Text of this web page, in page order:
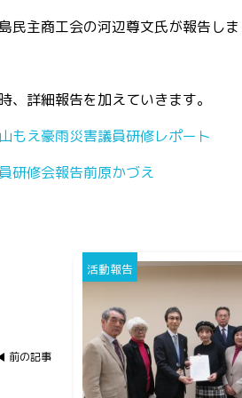
民主商工会の河辺尊文氏が報告し
、詳細報告を加えていきます。
もえ豪雨災害議員研修レポート
研修会報告前原かづえ
前の記事
活動報告